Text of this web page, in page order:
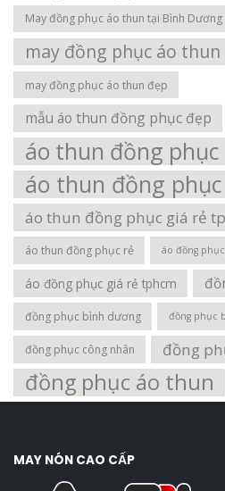
May đồng phục áo thun tại Bình Dương
may đồng phục áo
may đồng phục áo thun đẹp
mẫu áo thun đồng phục đẹp
áo thun đồng phục
áo thun đồng
áo thun đồng phục giá rẻ
áo thun đồng phục rẻ áo đồng
áo đồng phục giá rẻ tphcm
đồng phục bình dương đồng phục
đồng phục công nhân đồng
đồng phục áo thun
MAY NÓN CAO CẤP